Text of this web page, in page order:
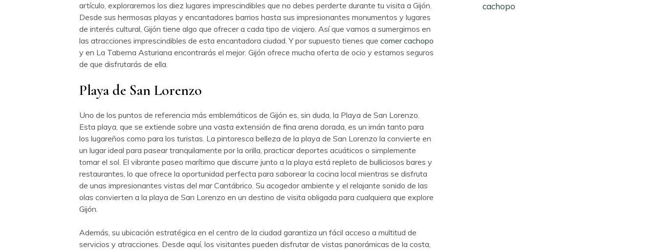
artículo, exploraremos los diez lugares imprescindibles que no debes perderte durante tu visita a Gijón.
Desde sus hermosas playas y encantadores barrios hasta sus impresionantes monumentos y lugares
de interés cultural, Gijón tiene algo que ofrecer a cada tipo de viajero. Así que vamos a sumergirnos en
las atracciones imprescindibles de esta encantadora ciudad. Y por supuesto tienes que comer cachopo
y en La Taberna Asturiana encontrarás el mejor. Gijón ofrece mucha oferta de ocio y estamos seguros
de que disfrutarás de ella.
Playa de San Lorenzo
Uno de los puntos de referencia más emblemáticos de Gijón es, sin duda, la Playa de San Lorenzo.
Esta playa, que se extiende sobre una vasta extensión de fina arena dorada, es un imán tanto para
los lugareños como para los turistas. La pintoresca belleza de la playa de San Lorenzo la convierte en
un lugar ideal para pasear tranquilamente por la orilla, practicar deportes acuáticos o simplemente
tomar el sol. El vibrante paseo marítimo que discurre junto a la playa está repleto de bulliciosos bares y
restaurantes, lo que ofrece la oportunidad perfecta para saborear la cocina local mientras se disfruta
de unas impresionantes vistas del mar Cantábrico. Su acogedor ambiente y el relajante sonido de las
olas convierten a la playa de San Lorenzo en un destino de visita obligada para cualquiera que explore
Gijón.
Además, su ubicación estratégica en el centro de la ciudad garantiza un fácil acceso a multitud de
servicios y atracciones. Desde aquí, los visitantes pueden disfrutar de vistas panorámicas de la costa,
cachopo